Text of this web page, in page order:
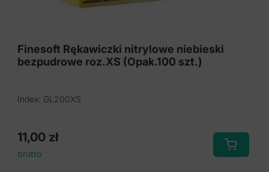
Finesoft Rękawiczki nitrylowe niebieski
bezpudrowe roz.XS (Opak.100 szt.)
Index: GL200XS
11,00 zł
brutto